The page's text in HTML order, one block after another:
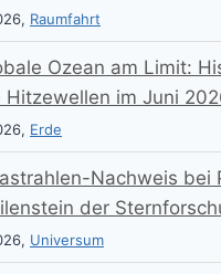
Raumfahrt
Ozean am Limit:
Hitzewellen im Juni
Erde
Nachweis bei
der
Universum